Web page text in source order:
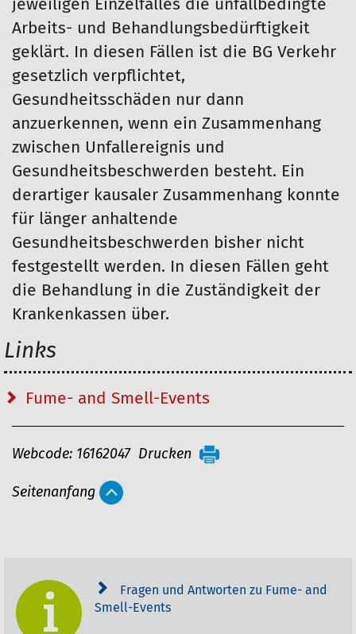
jeweiligen Einzelfalles die unfallbedingte
Arbeits- und Behandlungsbedürftigkeit
geklärt. In diesen Fällen ist die BG Verkehr
gesetzlich verpflichtet,
Gesundheitsschäden nur dann
anzuerkennen, wenn ein Zusammenhang
zwischen Unfallereignis und
Gesundheitsbeschwerden besteht. Ein
derartiger kausaler Zusammenhang konnte
für länger anhaltende
Gesundheitsbeschwerden bisher nicht
festgestellt werden. In diesen Fällen geht
die Behandlung in die Zuständigkeit der
Krankenkassen über.
Links
Fume- and Smell-Events
A
t
a
Webcode: 16162047 Drucken
Seitenanfang
Fragen und Antworten zu Fume- and
Smell-Events